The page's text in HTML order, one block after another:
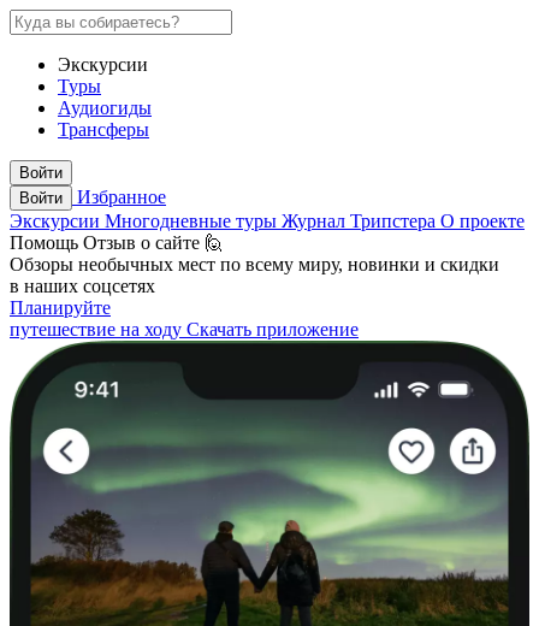
Экскурсии
Туры
Аудиогиды
Трансферы
Войти
Войти
Избранное
Экскурсии Многодневные туры Журнал Трипстера О проекте
Помощь Отзыв о сайте 🙋
Обзоры необычных мест по всему миру, новинки и скидки
в наших соцсетях
Планируйте
путешествие на ходу Скачать приложение